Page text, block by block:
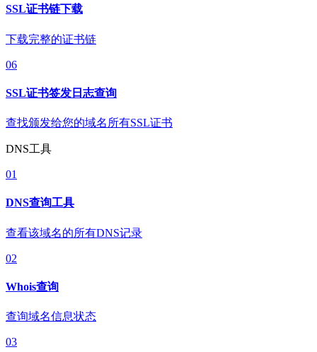
SSL证书链下载
下载完整的证书链
06
SSL证书签发日志查询
查找颁发给您的域名所有SSL证书
DNS工具
01
DNS查询工具
查看该域名的所有DNS记录
02
Whois查询
查询域名信息状态
03